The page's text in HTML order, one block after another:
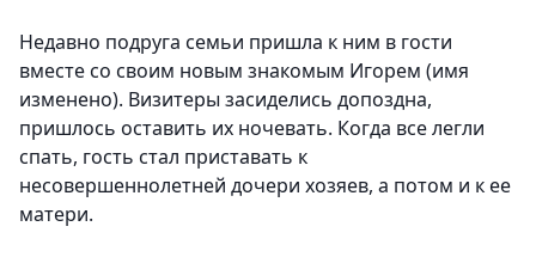
Недавно подруга семьи пришла к ним в гости
вместе со своим новым знакомым Игорем (имя
изменено). Визитеры засиделись допоздна,
пришлось оставить их ночевать. Когда все легли
спать, гость стал приставать к
несовершеннолетней дочери хозяев, а потом и к ее
матери.